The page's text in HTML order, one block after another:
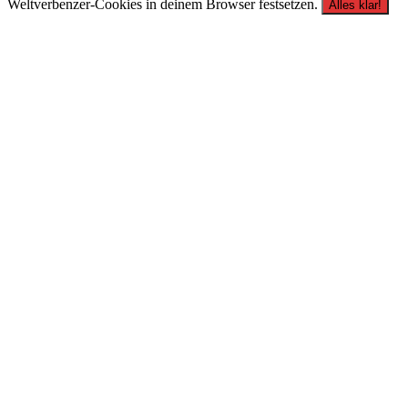
Weltverbenzer-Cookies in deinem Browser festsetzen.
Alles klar!